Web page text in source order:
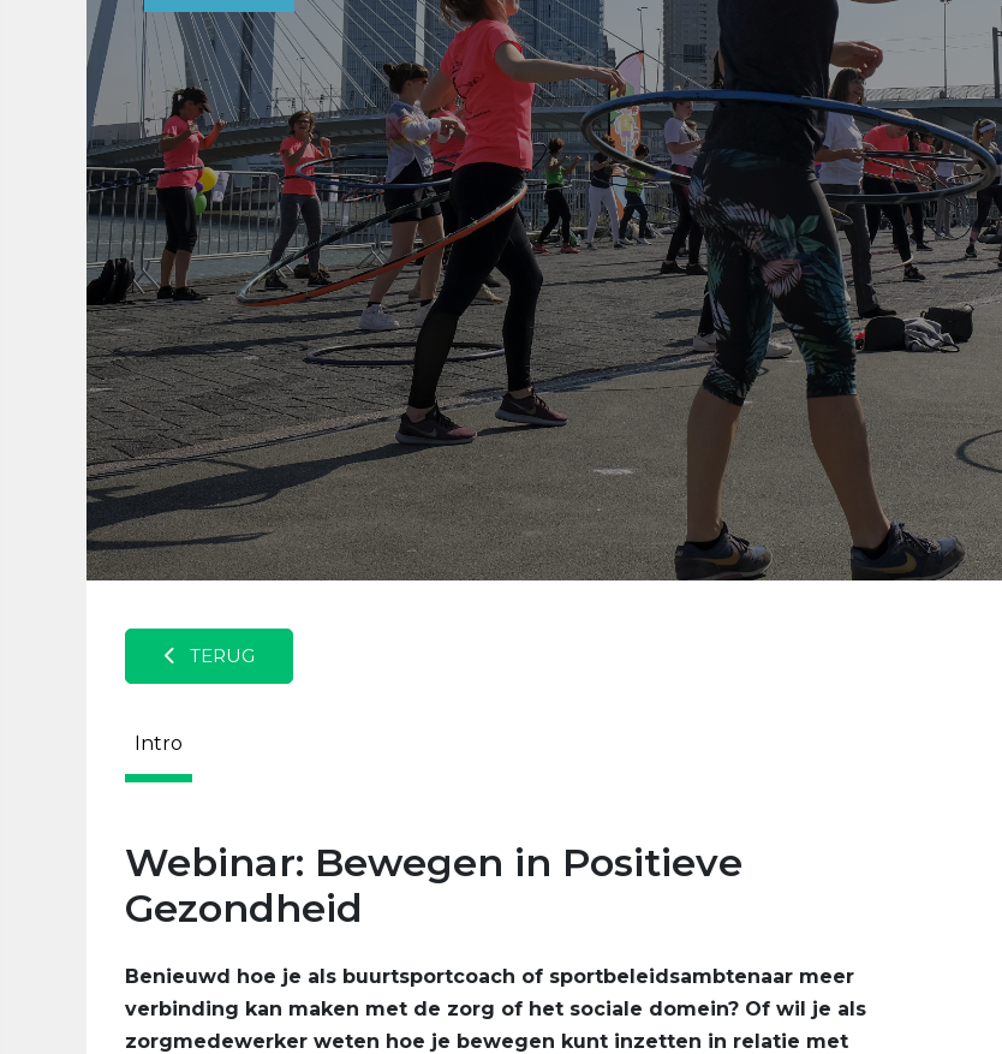
TERUG
Intro
Webinar: Bewegen in Positieve
Gezondheid
Benieuwd hoe je als buurtsportcoach of sportbeleidsambtenaar meer
verbinding kan maken met de zorg of het sociale domein? Of wil je als
zorgmedewerker weten hoe je bewegen kunt inzetten in relatie met